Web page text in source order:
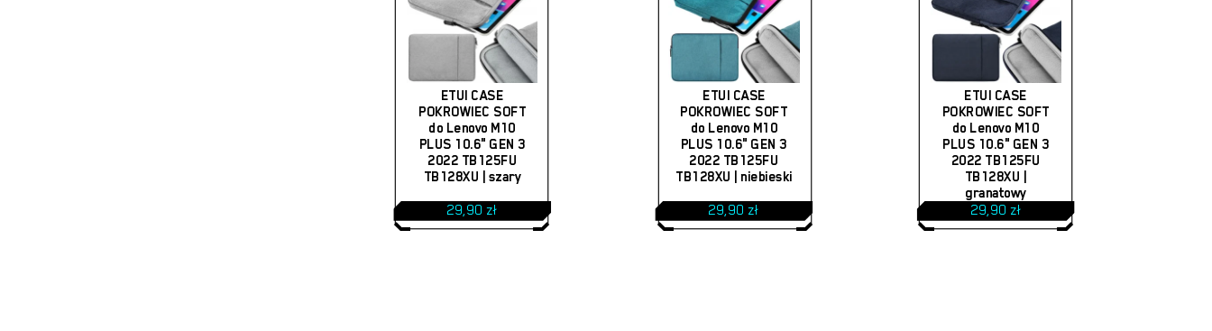
ETUI CASE
POKROWIEC SOFT
do Lenovo M10
PLUS 10.6" GEN 3
2022 TB125FU
TB128XU | szary
29,90zł
ETUI CASE
POKROWIEC SOFT
do Lenovo M10
PLUS 10.6" GEN 3
2022 TB125FU
TB128XU | niebieski
29,90zł
ETUI CASE
POKROWIEC SOFT
do Lenovo M10
PLUS 10.6" GEN 3
2022 TB125FU
TB128XU |
granatowy
29,90 zł